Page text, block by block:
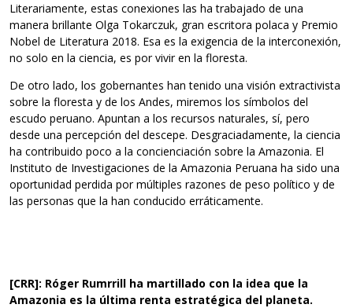
Literariamente, estas conexiones las ha trabajado de una
manera brillante Olga Tokarczuk, gran escritora polaca y Premio
Nobel de Literatura 2018. Esa es la exigencia de la interconexión,
no solo en la ciencia, es por vivir en la floresta.
De otro lado, los gobernantes han tenido una visión extractivista
sobre la floresta y de los Andes, miremos los símbolos del
escudo peruano. Apuntan a los recursos naturales, sí, pero
desde una percepción del descepe. Desgraciadamente, la ciencia
ha contribuido poco a la concienciación sobre la Amazonia. El
Instituto de Investigaciones de la Amazonia Peruana ha sido una
oportunidad perdida por múltiples razones de peso político y de
las personas que la han conducido erráticamente.
[CRR]: Róger Rumrrill ha martillado con la idea que la
Amazonia es la última renta estratégica del planeta.